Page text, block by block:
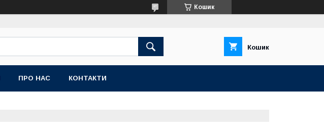
Кошик
Кошик
ПРО НАС КОНТАКТИ